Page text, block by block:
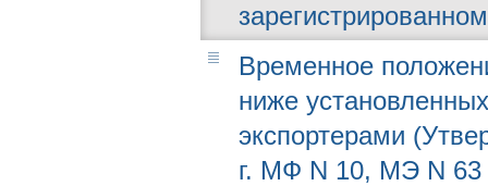
Временное
ниже
экспортерами
г. МФ N 10, МЭ N 63